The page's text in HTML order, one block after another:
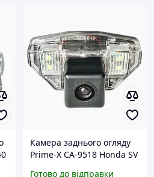
Камера заднього огляду
Prime-X CA-9518 Honda SV
Готово до відправки